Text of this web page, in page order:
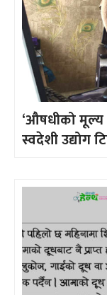
‘औषधीको मूल्य
स्वदेशी उद्योग